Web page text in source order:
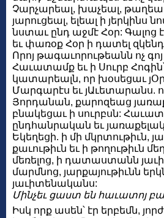
Չարչարեալ, խաչեալ,
յարուցեալ, ելեալ ի յերկինս
նստաւ ընդ աջմէ Հօր: Գալոց
եւ փառօք Հօր ի դատել
Որոյ թագաւորութեանն ոչ
Հաւատամք եւ ի Սուրբ Հոգին՝
կատարեալն, որ խօսեցաւ
Մարգարէս եւ յԱւետարանս.
Յորդանան, քարոզեաց
բնակեցաւ ի սուրբսն:
ընդհանրական եւ
Եկեղեցի. ի մի մկրտութիւն,
քաւութիւն եւ ի թողութիւն
մեռելոց, ի դատաստանն
մարմնոց, յարքայութիւնն
յաւիտենականս:
Մինչեւ ցաստ են հաւատոյ
Իսկ որք ասեն՝ էր երբեմն,